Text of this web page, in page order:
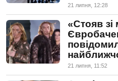
21 липня, 12:28
«Стояв зі
21 липня, 11:52